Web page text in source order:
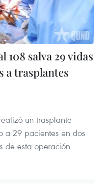
salva 29 vidas
a trasplantes
un trasplante
a 29 pacientes en dos
de esta operación